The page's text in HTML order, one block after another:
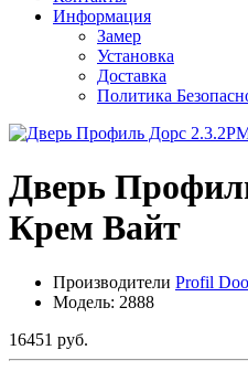
Информация
Замер
Установка
Доставка
Политика
Дверь
Крем Вайт
Производители Profil
Модель: 2888
16451 руб.